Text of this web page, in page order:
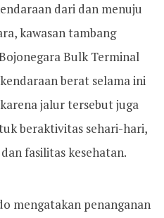
dari dan menuju
kawasan tambang
Bulk Terminal
berat selama ini
jalur tersebut juga
beraktivitas sehari-hari,
fasilitas kesehatan.
mengatakan penanganan